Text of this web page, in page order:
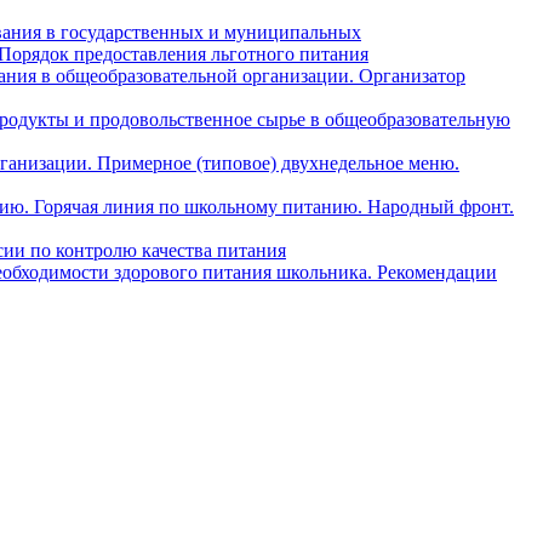
в государственных и муниципальных
предоставления льготного питания
в общеобразовательной организации. Организатор
и продовольственное сырье в общеобразовательную
Примерное (типовое) двухнедельное меню.
Горячая линия по школьному питанию. Народный фронт.
по контролю качества питания
здорового питания школьника. Рекомендации